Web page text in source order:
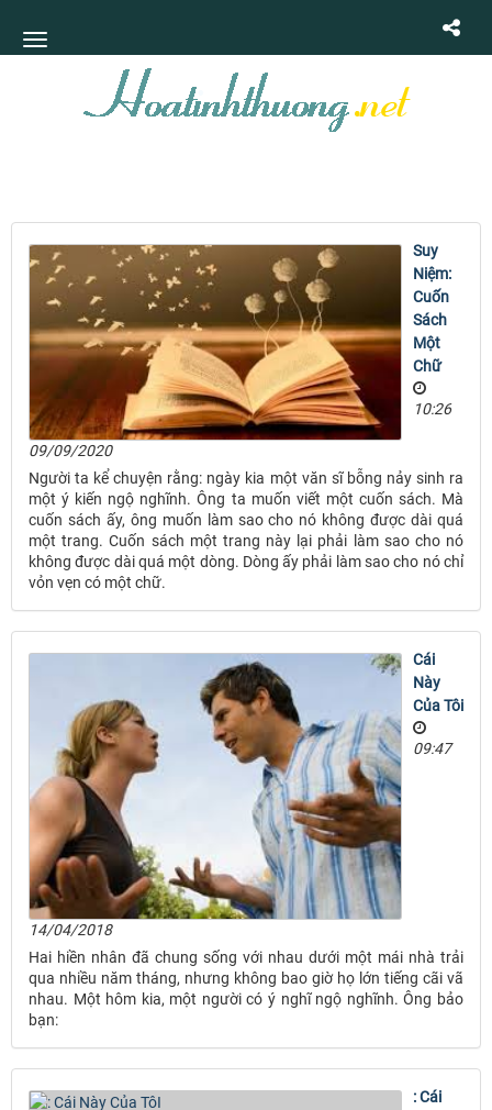
Suy
Niệm:
Cuốn
Sách
Một
Chữ
10:26
09/09/2020
Người ta kể chuyện rằng: ngày kia một văn sĩ bỗng nảy sinh ra
một ý kiến ngộ nghĩnh. Ông ta muốn viết một cuốn sách. Mà
cuốn sách ấy, ông muốn làm sao cho nó không được dài quá
một trang. Cuốn sách một trang này lại phải làm sao cho nó
không được dài quá một dòng. Dòng ấy phải làm sao cho nó chỉ
vỏn vẹn có một chữ.
Cái
Này
Của Tôi
09:47
14/04/2018
Hai hiền nhân đã chung sống với nhau dưới một mái nhà trải
qua nhiều năm tháng, nhưng không bao giờ họ lớn tiếng cãi vã
nhau. Một hôm kia, một người có ý nghĩ ngộ nghĩnh. Ông bảo
bạn:
: Cái